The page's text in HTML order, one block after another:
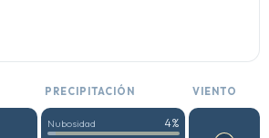
PRECIPITACIÓN VIENTO
Nubosidad 4%